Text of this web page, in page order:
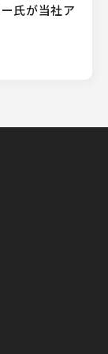
氏が当社ア